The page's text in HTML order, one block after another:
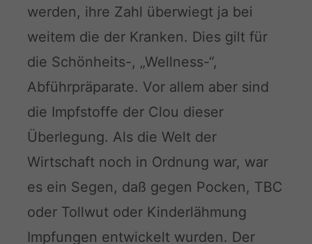
werden, ihre Zahl überwiegt ja bei
weitem die der Kranken. Dies gilt für
die Schönheits-, „Wellness-“,
Abführpräparate. Vor allem aber sind
die Impfstoffe der Clou dieser
Überlegung. Als die Welt der
Wirtschaft noch in Ordnung war, war
es ein Segen, daß gegen Pocken, TBC
oder Tollwut oder Kinderlähmung
Impfungen entwickelt wurden. Der